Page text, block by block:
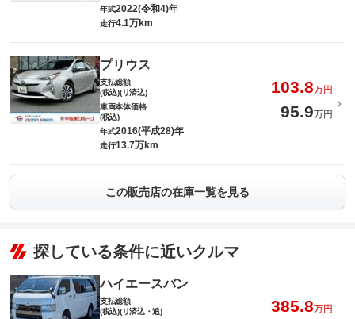
年式2022(令和4)年
走行4.1万km
プリウス
支払総額
(税込)(リ済込)
103.8万円
車両本体価格
(税込)
95.9万円
年式2016(平成28)年
走行13.7万km
この販売店の在庫一覧を見る
探している条件に近いクルマ
ハイエースバン
支払総額
(税込)(リ済込・追)
385.8万円